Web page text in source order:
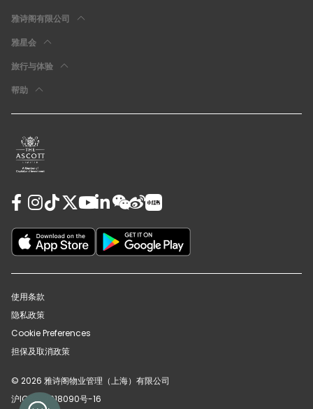
雅诗阁有限公司
雅星会
旅行与体验
帮助
使用条款
隐私政策
Cookie Preferences
担保及取消政策
© 2026 雅诗阁物业管理（上海）有限公司
沪ICP备12018090号-16